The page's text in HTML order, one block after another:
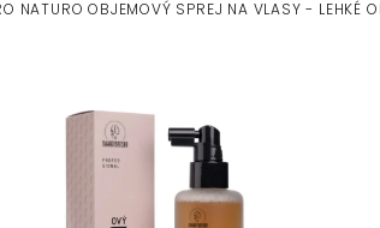
NATURO OBJEMOVÝ SPREJ NA VLASY - LEHKÉ